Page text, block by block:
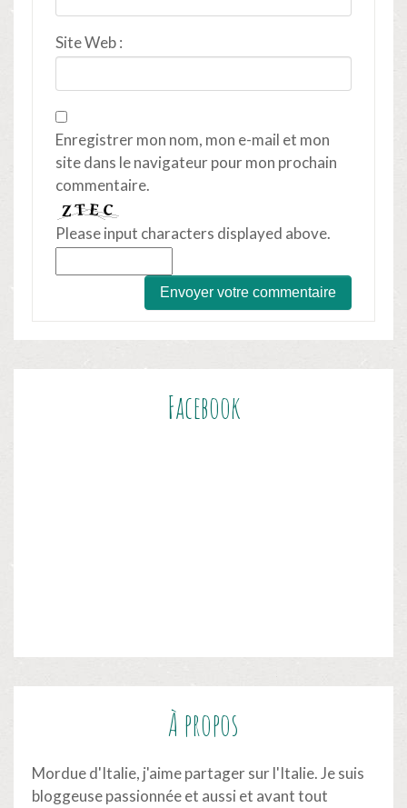
Site Web :
Enregistrer mon nom, mon e-mail et mon
site dans le navigateur pour mon prochain
commentaire.
Please input characters displayed above.
Facebook
À propos
Mordue d'Italie, j'aime partager sur l'Italie. Je suis
bloggeuse passionnée et aussi et avant tout